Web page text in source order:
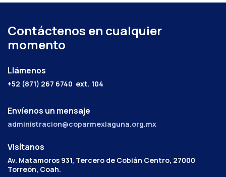
Contáctenos en cualquier
momento
Llámenos
+52 (871) 267 6740 ext. 104
Envíenos un mensaje
administracion@coparmexlaguna.org.mx
Visítanos
Av. Matamoros 931, Tercero de Cobián Centro, 27000
Torreón, Coah.